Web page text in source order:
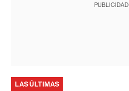
PUBLICIDAD
LAS ÚLTIMAS